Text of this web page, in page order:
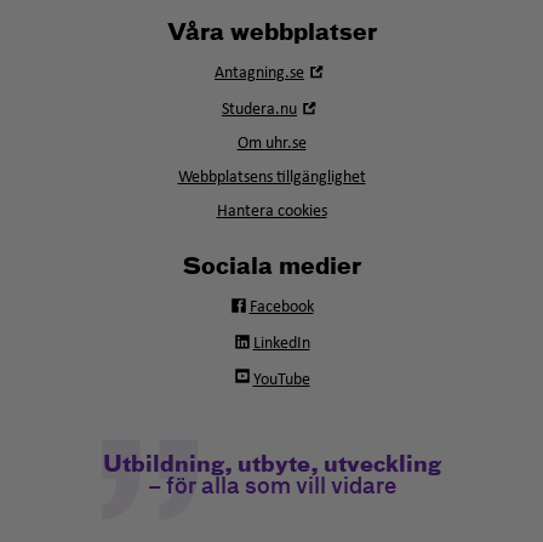
Våra webbplatser
Antagning.se
Studera.nu
fönster
Om uhr.se
Webbplatsens tillgänglighet
Hantera cookies
Sociala medier
Facebook
LinkedIn
YouTube
Utbildning, utbyte, utveckling
– för alla som vill vidare